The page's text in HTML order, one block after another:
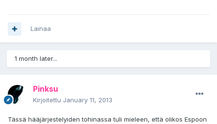
Lainaa
1 month later...
Pinksu
Kirjoitettu January 11, 2013
Tässä hääjärjestelyiden tohinassa tuli mieleen, että olikos Espoon